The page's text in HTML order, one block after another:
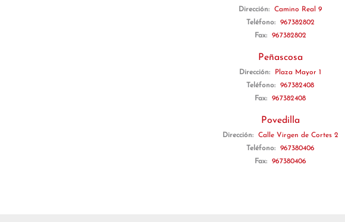
Dirección:
Camino Real 9
Teléfono:
967382802
Fax:
967382802
Peñascosa
Dirección:
Plaza Mayor 1
Teléfono:
967382408
Fax:
967382408
Povedilla
Dirección:
Calle Virgen de Cortes 2
Teléfono:
967380406
Fax:
967380406